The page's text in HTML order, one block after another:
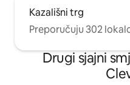
Kazališni trg
Preporučuju 302
Drugi sjajni